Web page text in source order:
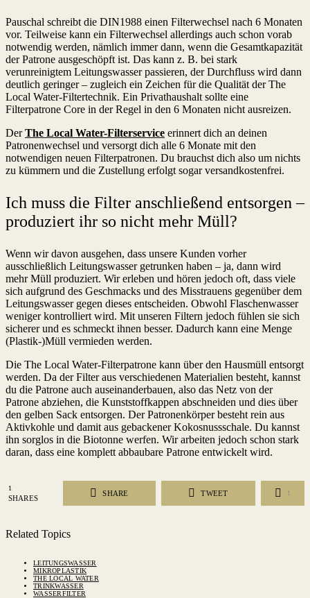
Pauschal schreibt die DIN1988 einen Filterwechsel nach 6 Monaten
vor. Teilweise kann ein Filterwechsel allerdings auch schon vorab
notwendig werden, nämlich immer dann, wenn die Gesamtkapazität
der Patrone ausgeschöpft ist. Das kann z. B. bei stark
verunreinigtem Leitungswasser passieren, der Durchfluss wird dann
deutlich geringer – zugleich ein Zeichen für die Qualität der The
Local Water-Filtertechnik. Ein Privathaushalt sollte eine
Filterpatrone Core in der Regel in den 6 Monaten nicht ausreizen.
DerThe Local Water-Filterservice erinnert dich an deinen
Patronenwechsel und versorgt dich alle 6 Monate mit den
notwendigen neuen Filterpatronen. Du brauchst dich also um nichts
zu kümmern und die Zustellung erfolgt sogar versandkostenfrei.
Ich muss die Filter anschließend entsorgen –
produziert ihr so nicht mehr Müll?
Wenn wir davon ausgehen, dass unsere Kunden vorher
ausschließlich Leitungswasser getrunken haben – ja, dann wird
mehr Müll produziert. Wir erleben und hören jedoch oft, dass viele
sich aufgrund des Geschmacks und des Misstrauens gegenüber dem
Leitungswasser gegen dieses entscheiden. Obwohl Flaschenwasser
weniger kontrolliert wird. Mit unseren Filtern jedoch fühlen sie sich
sicherer und es schmeckt ihnen besser. Dadurch kann eine Menge
(Plastik-)Müll vermieden werden.
Die The Local Water-Filterpatrone kann über den Hausmüll entsorgt
werden. Da der Filter aus verschiedenen Materialien besteht, kannst
du die Patrone auch auseinanderbauen, also das Netz von der
Patrone abziehen, die Kunststoffkappen abschneiden und dies über
den gelben Sack entsorgen. Der Patronenkörper besteht rein aus
Aktivkohle und damit aus gebackener Kokosnussschale. Du kannst
ihn sorglos in die Biotonne werfen. Wir arbeiten jedoch schon stark
daran, dass eine komplett abbaubare Patrone entwickelt wird.
1
SHARES
SHARE TWEET 1
Related Topics
LEITUNGSWASSER
MIKROPLASTIK
THE LOCAL WATER
TRINKWASSER
WASSERFILTER